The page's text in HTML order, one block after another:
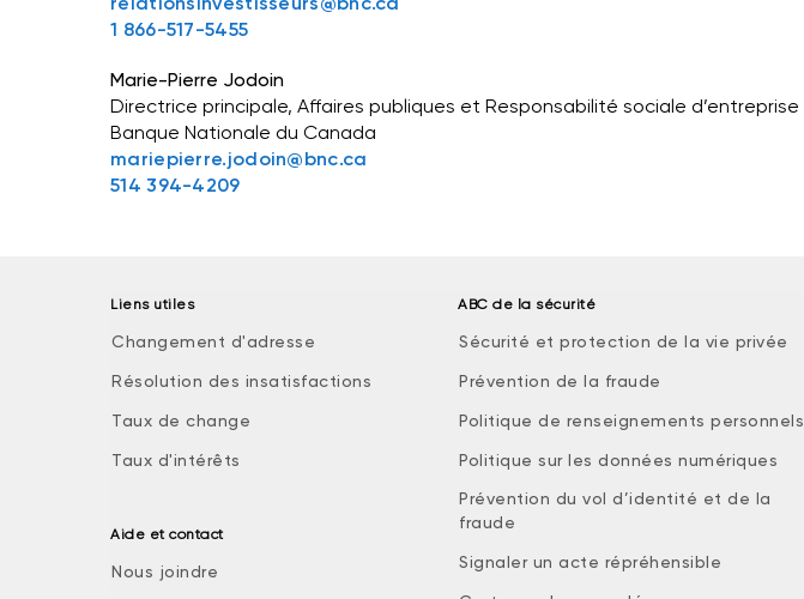
1 866-517-5455
Marie-Pierre Jodoin
Directrice principale, Affaires publiques et Responsabilité sociale d’entreprise
Banque Nationale du Canada
mariepierre.jodoin@bnc.ca
514 394-4209
Liens utiles
Changement d'adresse
Résolution des insatisfactions
Taux de change
Taux d'intérêts
Aide et contact
Nous joindre
ABC de la sécurité
Sécurité et protection de la vie privée
Prévention de la fraude
Politique de renseignements personnels
Politique sur les données numériques
Prévention du vol d’identité et de la
fraude
Signaler un acte répréhensible